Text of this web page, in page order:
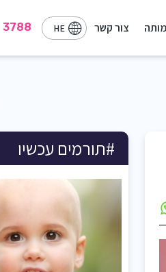
צור קשר HE
3788
#תורמים עכשיו